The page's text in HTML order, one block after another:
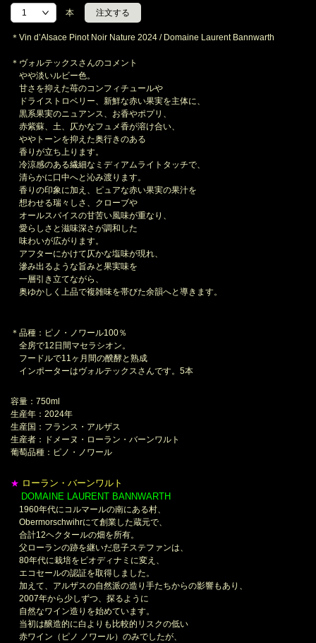
本
＊Vin d’Alsace Pinot Noir Nature 2024 / Domaine Laurent Bannwarth
＊ヴォルテックスさんのコメント
やや淡いルビー色。
甘さを抑えた苺のコンフィチュールや
ドライストロベリー、新鮮な赤い果実を主体に、
黒系果実のニュアンス、お香やポプリ、
赤紫蘇、土、仄かなフュメ香が溶け合い、
ややトーンを抑えた奥行きのある
香りが立ち上ります。
冷涼感のある繊細なミディアムライトタッチで、
清らかに口中へと沁み渡ります。
香りの印象に加え、ピュアな赤い果実の果汁を
想わせる瑞々しさ、クローブや
オールスパイスの甘苦い風味が重なり、
愛らしさと滋味深さが調和した
味わいが広がります。
アフターにかけて仄かな塩味が現れ、
滲み出るような旨みと果実味を
一層引き立てながら、
奥ゆかしく上品で複雑味を帯びた余韻へと導きます。
＊品種：ピノ・ノワール100％
全房で12日間マセラシオン。
フードルで11ヶ月間の醗酵と熟成
インポーターはヴォルテックスさんです。5本
容量：750ml
生産年：2024年
生産国：フランス・アルザス
生産者：ドメーヌ・ローラン・バーンワルト
葡萄品種：ピノ・ノワール
★ ローラン・バーンワルト
DOMAINE LAURENT BANNWARTH
1960年代にコルマールの南にある村、
Obermorschwihrにて創業した蔵元で、
合計12ヘクタールの畑を所有。
父ローランの跡を継いだ息子ステファンは、
80年代に栽培をビオディナミに変え、
エコセールの認証を取得しました。
加えて、アルザスの自然派の造り手たちからの影響もあり、
2007年から少しずつ、探るように
自然なワイン造りを始めています。
当初は醸造的に白よりも比較的リスクの低い
赤ワイン（ピノ ノワール）のみでしたが、